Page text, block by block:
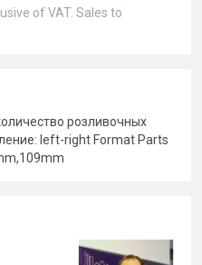
of VAT. Sales to
розливочных
left-right Format Parts